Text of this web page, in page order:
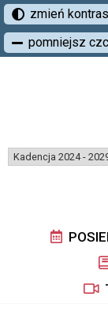
zmień
pomniejsz